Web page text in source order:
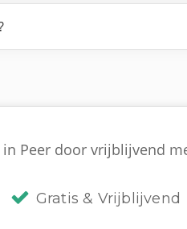
Peer door vrijblijvend
Gratis & Vrijblijvend